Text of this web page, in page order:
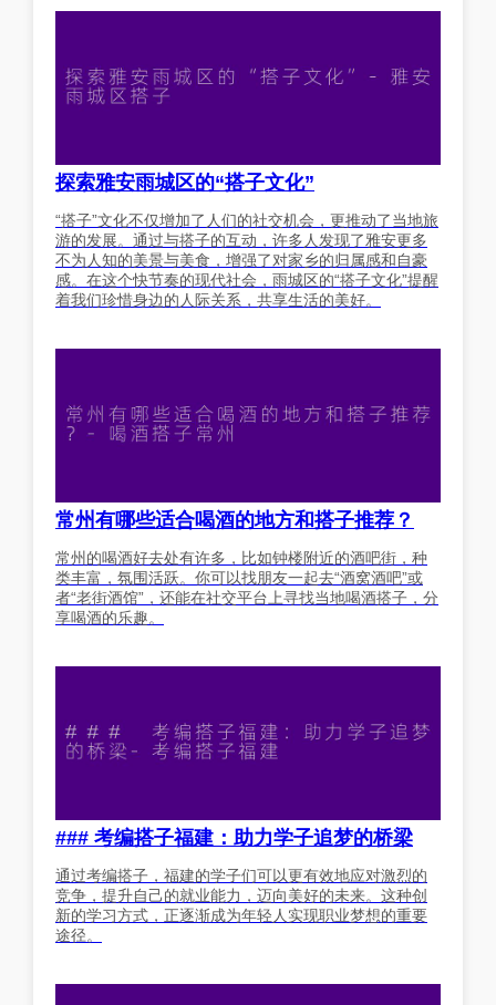
探索雅安雨城区的“搭子文化”
“搭子”文化不仅增加了人们的社交机会，更推动了当地旅
游的发展。通过与搭子的互动，许多人发现了雅安更多
不为人知的美景与美食，增强了对家乡的归属感和自豪
感。在这个快节奏的现代社会，雨城区的“搭子文化”提醒
着我们珍惜身边的人际关系，共享生活的美好。
常州有哪些适合喝酒的地方和搭子推荐？
常州的喝酒好去处有许多，比如钟楼附近的酒吧街，种
类丰富，氛围活跃。你可以找朋友一起去“酒窝酒吧”或
者“老街酒馆”，还能在社交平台上寻找当地喝酒搭子，分
享喝酒的乐趣。
### 考编搭子福建：助力学子追梦的桥梁
通过考编搭子，福建的学子们可以更有效地应对激烈的
竞争，提升自己的就业能力，迈向美好的未来。这种创
新的学习方式，正逐渐成为年轻人实现职业梦想的重要
途径。